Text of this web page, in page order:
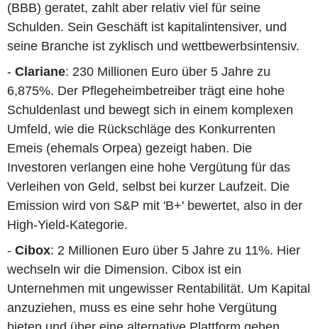
(BBB) geratet, zahlt aber relativ viel für seine
Schulden. Sein Geschäft ist kapitalintensiver, und
seine Branche ist zyklisch und wettbewerbsintensiv.
- Clariane: 230 Millionen Euro über 5 Jahre zu
6,875%. Der Pflegeheimbetreiber trägt eine hohe
Schuldenlast und bewegt sich in einem komplexen
Umfeld, wie die Rückschläge des Konkurrenten
Emeis (ehemals Orpea) gezeigt haben. Die
Investoren verlangen eine hohe Vergütung für das
Verleihen von Geld, selbst bei kurzer Laufzeit. Die
Emission wird von S&P mit 'B+' bewertet, also in der
High-Yield-Kategorie.
- Cibox: 2 Millionen Euro über 5 Jahre zu 11%. Hier
wechseln wir die Dimension. Cibox ist ein
Unternehmen mit ungewisser Rentabilität. Um Kapital
anzuziehen, muss es eine sehr hohe Vergütung